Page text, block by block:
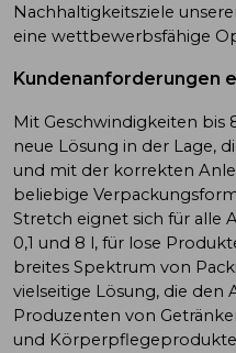
Nachhaltigkeitsziele
eine wettbewerbsfähige
Kundenanforderungen
Mit Geschwindigkeiten bis
neue Lösung in der Lage,
und mit der korrekten
beliebige
Stretch eignet sich für alle
0,1 und 8 l, für lose
breites Spektrum von
vielseitige Lösung, die
Produzenten von
und